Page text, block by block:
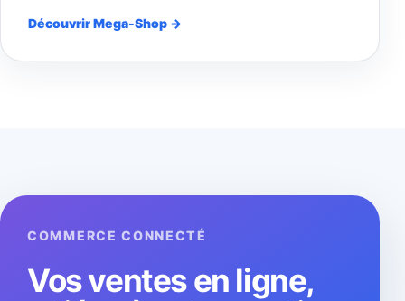
Découvrir Mega-Shop →
COMMERCE CONNECTÉ
Vos ventes en ligne,